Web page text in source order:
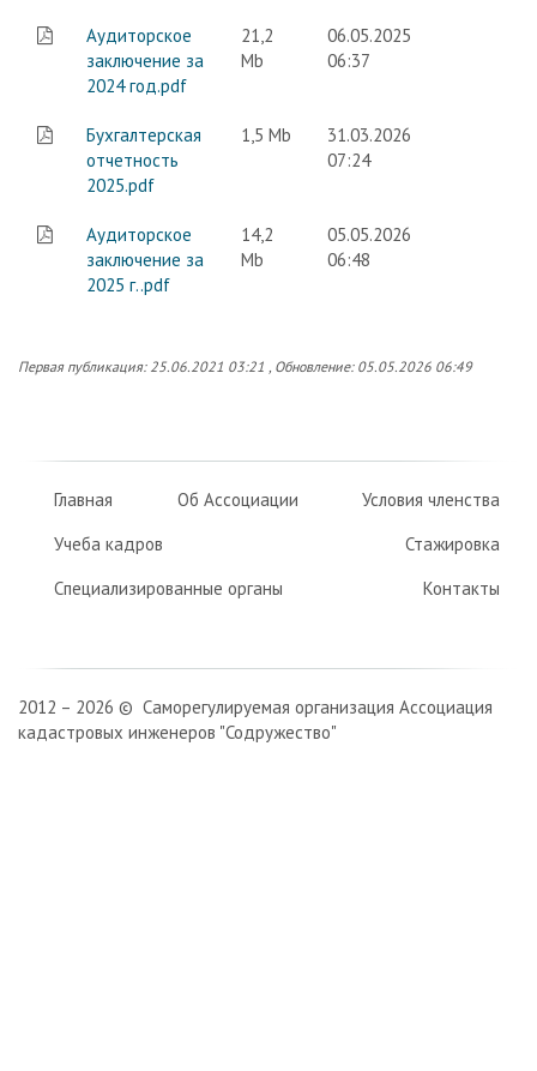
Аудиторское
заключение за
2024 год.pdf
21,2
Mb
06.05.2025
06:37
Бухгалтерская
отчетность
2025.pdf
1,5 Mb
31.03.2026
07:24
Аудиторское
заключение за
2025 г..pdf
14,2
Mb
05.05.2026
06:48
Первая публикация: 25.06.2021 03:21 , Обновление: 05.05.2026 06:49
Главная Об Ассоциации
Условия членства
Учеба кадров
Стажировка
Специализированные органы
Контакты
2012 – 2026 © Саморегулируемая организация Ассоциация
кадастровых инженеров "Содружество"